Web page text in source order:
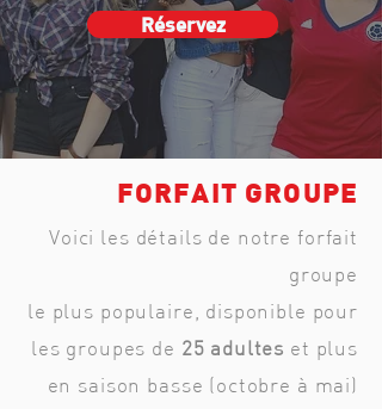
Réservez
FORFAIT GROUPE
Voici les détails de notre forfait
groupe
le plus populaire, disponible pour
les groupes de 25 adultes et plus
en saison basse (octobre à mai)